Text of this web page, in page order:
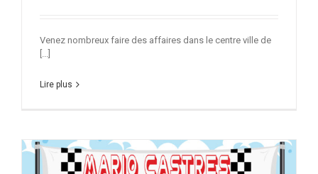
Venez nombreux faire des affaires dans le centre ville de
[...]
Lire plus